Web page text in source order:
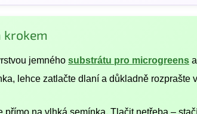
krokem
jemného substrátu pro microgreens
lehce zatlačte dlaní a důkladně rozprašte
přímo na vlhká semínka. Tlačit netřeba –